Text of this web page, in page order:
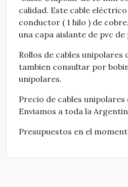
calidad. Este cable
conductor ( 1 hilo ) de
una capa aislante de pvc
Rollos de cables unipolares
tambien consultar por
unipolares.
Precio de cables
Enviamos a toda la
Presupuestos en el